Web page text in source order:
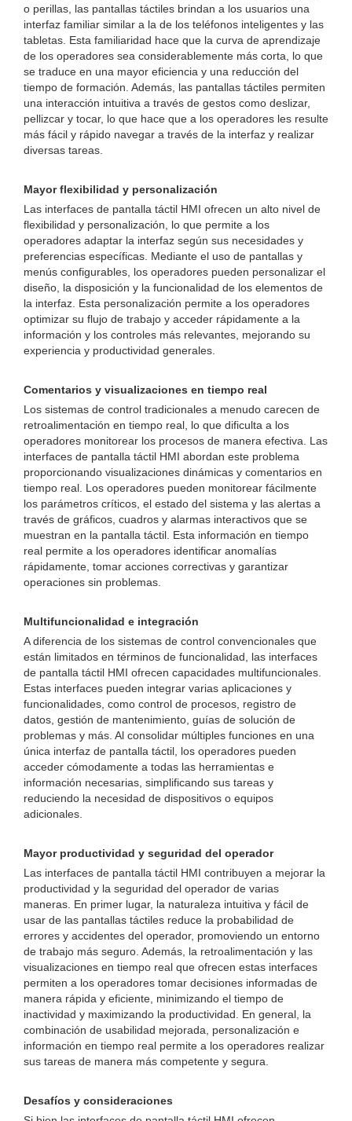
o perillas, las pantallas táctiles brindan a los usuarios una
interfaz familiar similar a la de los teléfonos inteligentes y las
tabletas. Esta familiaridad hace que la curva de aprendizaje
de los operadores sea considerablemente más corta, lo que
se traduce en una mayor eficiencia y una reducción del
tiempo de formación. Además, las pantallas táctiles permiten
una interacción intuitiva a través de gestos como deslizar,
pellizcar y tocar, lo que hace que a los operadores les resulte
más fácil y rápido navegar a través de la interfaz y realizar
diversas tareas.
Mayor flexibilidad y personalización
Las interfaces de pantalla táctil HMI ofrecen un alto nivel de
flexibilidad y personalización, lo que permite a los
operadores adaptar la interfaz según sus necesidades y
preferencias específicas. Mediante el uso de pantallas y
menús configurables, los operadores pueden personalizar el
diseño, la disposición y la funcionalidad de los elementos de
la interfaz. Esta personalización permite a los operadores
optimizar su flujo de trabajo y acceder rápidamente a la
información y los controles más relevantes, mejorando su
experiencia y productividad generales.
Comentarios y visualizaciones en tiempo real
Los sistemas de control tradicionales a menudo carecen de
retroalimentación en tiempo real, lo que dificulta a los
operadores monitorear los procesos de manera efectiva. Las
interfaces de pantalla táctil HMI abordan este problema
proporcionando visualizaciones dinámicas y comentarios en
tiempo real. Los operadores pueden monitorear fácilmente
los parámetros críticos, el estado del sistema y las alertas a
través de gráficos, cuadros y alarmas interactivos que se
muestran en la pantalla táctil. Esta información en tiempo
real permite a los operadores identificar anomalías
rápidamente, tomar acciones correctivas y garantizar
operaciones sin problemas.
Multifuncionalidad e integración
A diferencia de los sistemas de control convencionales que
están limitados en términos de funcionalidad, las interfaces
de pantalla táctil HMI ofrecen capacidades multifuncionales.
Estas interfaces pueden integrar varias aplicaciones y
funcionalidades, como control de procesos, registro de
datos, gestión de mantenimiento, guías de solución de
problemas y más. Al consolidar múltiples funciones en una
única interfaz de pantalla táctil, los operadores pueden
acceder cómodamente a todas las herramientas e
información necesarias, simplificando sus tareas y
reduciendo la necesidad de dispositivos o equipos
adicionales.
Mayor productividad y seguridad del operador
Las interfaces de pantalla táctil HMI contribuyen a mejorar la
productividad y la seguridad del operador de varias
maneras. En primer lugar, la naturaleza intuitiva y fácil de
usar de las pantallas táctiles reduce la probabilidad de
errores y accidentes del operador, promoviendo un entorno
de trabajo más seguro. Además, la retroalimentación y las
visualizaciones en tiempo real que ofrecen estas interfaces
permiten a los operadores tomar decisiones informadas de
manera rápida y eficiente, minimizando el tiempo de
inactividad y maximizando la productividad. En general, la
combinación de usabilidad mejorada, personalización e
información en tiempo real permite a los operadores realizar
sus tareas de manera más competente y segura.
Desafíos y consideraciones